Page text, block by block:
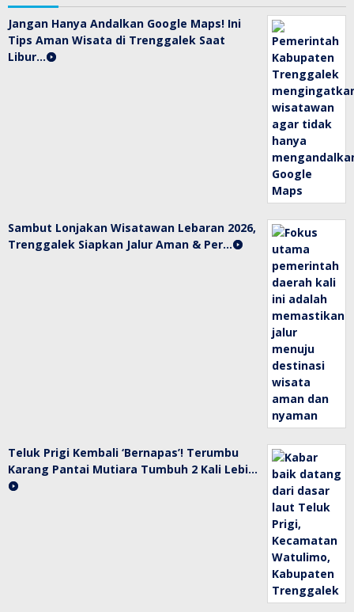
Jangan Hanya Andalkan Google Maps! Ini
Tips Aman Wisata di Trenggalek Saat
Libur…
Sambut Lonjakan Wisatawan Lebaran 2026,
Trenggalek Siapkan Jalur Aman & Per…
Teluk Prigi Kembali ‘Bernapas’! Terumbu
Karang Pantai Mutiara Tumbuh 2 Kali Lebi…